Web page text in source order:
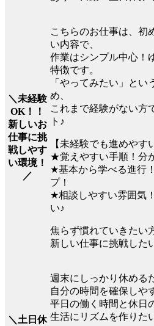
＼未経験
OK！！
新しいお
仕事に挑
戦しやす
い環境！
／
こちらのお仕事は、初
い内容で、
作業はシンプル中心！
特徴です。
「やってみたい」と
め、
これまで経験がない方
ト♪
【未経験でも進めやす
★覚えやすい手順！分
★基本から学べる進行
プ！
★相談しやすい雰囲気
い♪
焦らず慣れていきたい
新しい仕事に挑戦した
＼土日休
週末にしっかり休める
自分の時間を確保しや
平日の働く時間と休日
生活にリズムを作りた